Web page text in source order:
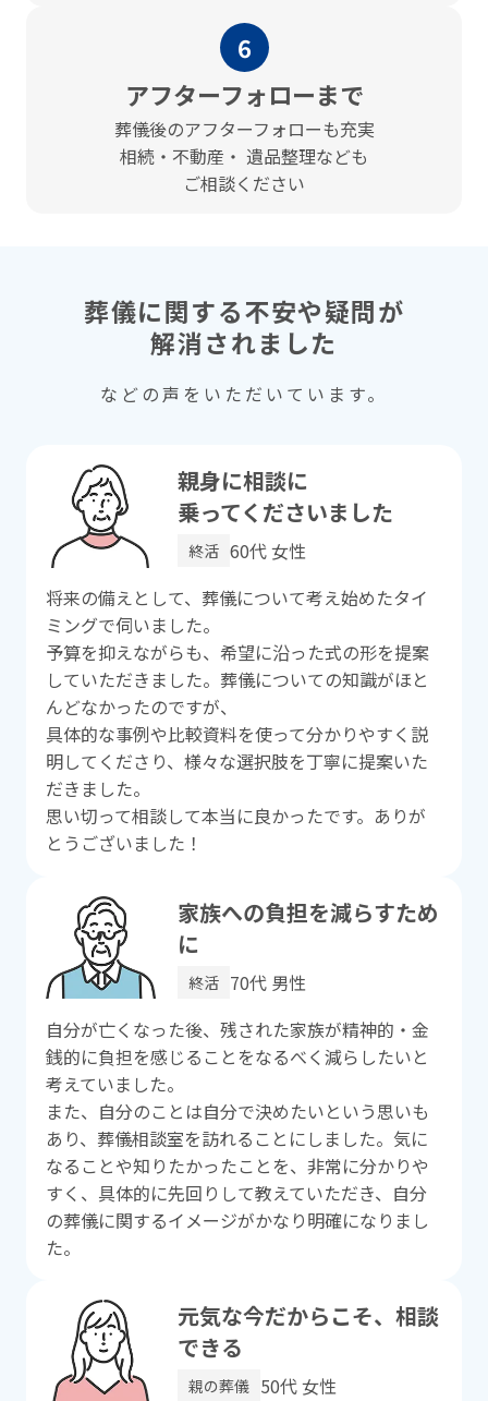
6
アフターフォローまで
葬儀後のアフターフォローも充実
相続・不動産・ 遺品整理なども
ご相談ください
葬儀に関する不安や疑問が
解消されました
などの声をいただいています。
親⾝に相談に
乗ってくださいました
終活 60代 ⼥性
将来の備えとして、葬儀について考え始めたタイ
ミングで伺いました。
予算を抑えながらも、希望に沿った式の形を提案
していただきました。葬儀についての知識がほと
んどなかったのですが、
具体的な事例や⽐較資料を使って分かりやすく説
明してくださり、様々な選択肢を丁寧に提案いた
だきました。
思い切って相談して本当に良かったです。ありが
とうございました！
家族への負担を減らすため
に
終活 70代 男性
⾃分が亡くなった後、残された家族が精神的・⾦
銭的に負担を感じることをなるべく減らしたいと
考えていました。
また、⾃分のことは⾃分で決めたいという思いも
あり、葬儀相談室を訪れることにしました。気に
なることや知りたかったことを、⾮常に分かりや
すく、具体的に先回りして教えていただき、⾃分
の葬儀に関するイメージがかなり明確になりまし
た。
元気な今だからこそ、相談
できる
親の葬儀 50代 女性